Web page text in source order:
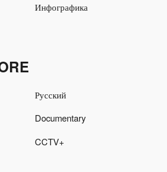
Инфографика
Русский
Documentary
CCTV+